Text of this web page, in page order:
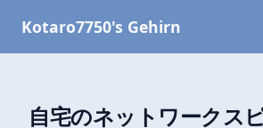
Kotaro7750's Gehirn
自宅のネットワークス